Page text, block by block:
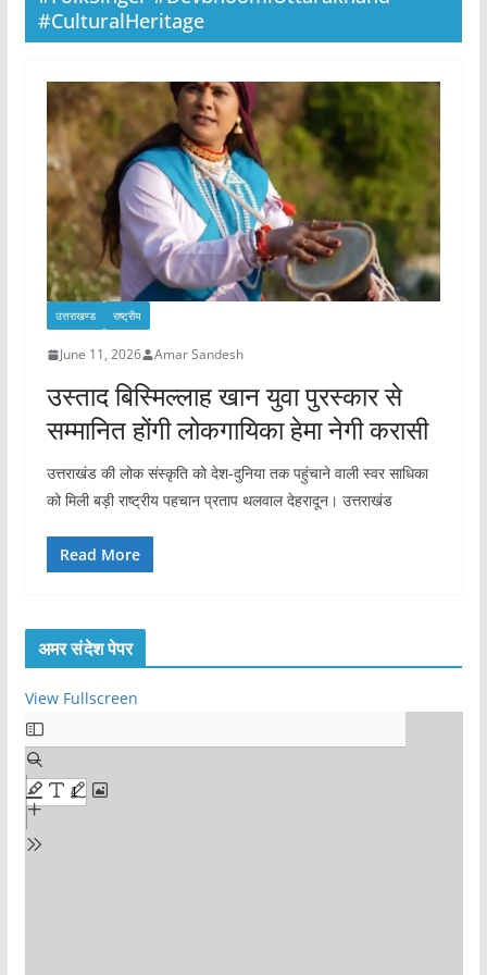
#CulturalHeritage
उत्तराखण्ड राष्ट्रीय
June 11, 2026 Amar Sandesh
उस्ताद बिस्मिल्लाह खान युवा पुरस्कार से
सम्मानित होंगी लोकगायिका हेमा नेगी करासी
उत्तराखंड की लोक संस्कृति को देश-दुनिया तक पहुंचाने वाली स्वर साधिका
को मिली बड़ी राष्ट्रीय पहचान प्रताप थलवाल देहरादून। उत्तराखंड
Read More
अमर संदेश पेपर
View Fullscreen
S
k
i
p
t